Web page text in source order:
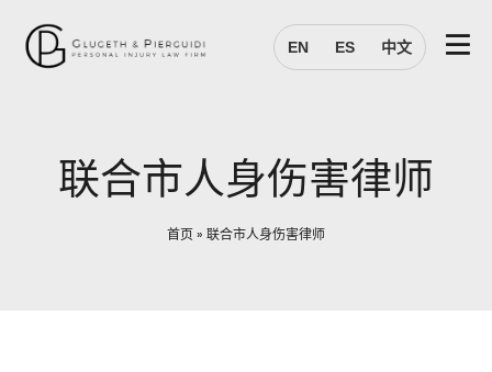
EN ES 中文
联合市人身伤害律师
首页» 联合市人身伤害律师